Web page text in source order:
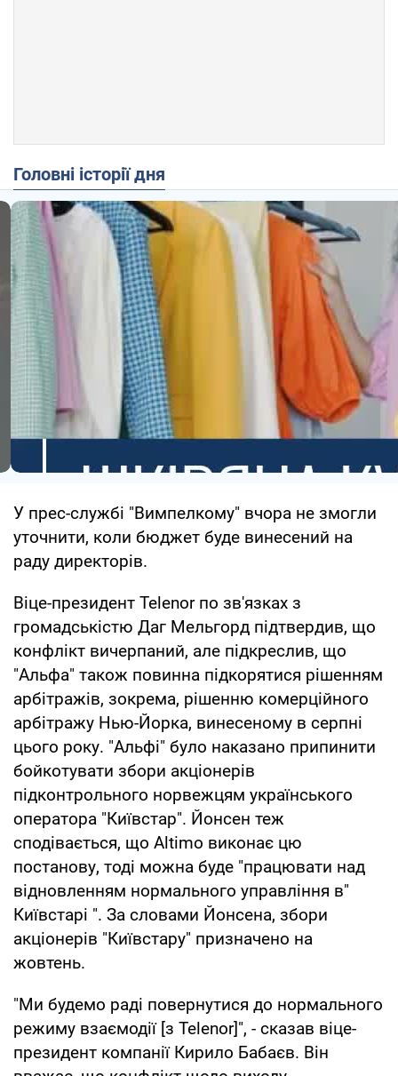
Головні історії дня
У прес-службі "Вимпелкому" вчора не змогли
уточнити, коли бюджет буде винесений на
раду директорів.
Віце-президент Telenor по зв'язках з
громадськістю Даг Мельгорд підтвердив, що
конфлікт вичерпаний, але підкреслив, що
"Альфа" також повинна підкорятися рішенням
арбітражів, зокрема, рішенню комерційного
арбітражу Нью-Йорка, винесеному в серпні
цього року. "Альфі" було наказано припинити
бойкотувати збори акціонерів
підконтрольного норвежцям українського
оператора "Київстар". Йонсен теж
сподівається, що Altimo виконає цю
постанову, тоді можна буде "працювати над
відновленням нормального управління в"
Київстарі ". За словами Йонсена, збори
акціонерів "Київстару" призначено на
жовтень.
"Ми будемо раді повернутися до нормального
режиму взаємодії [з Telenor]", - сказав віце-
президент компанії Кирило Бабаєв. Він